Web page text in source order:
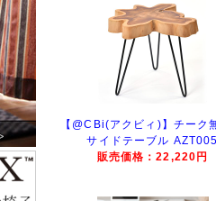
【@CBi(アクビィ)】チーク
サイドテーブル AZT005
販売価格：22,220円